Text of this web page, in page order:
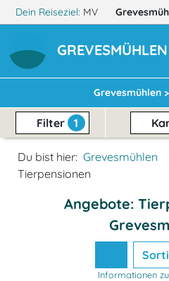
Dein Reiseziel: MV
GREVESMÜHLEN
Grevesmühlen >
Filter 1
Du bist hier: Grevesmühlen
Tierpensionen
Angebote:
Informationen